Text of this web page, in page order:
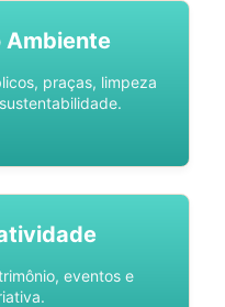
Ambiente
praças, limpeza
eventos e